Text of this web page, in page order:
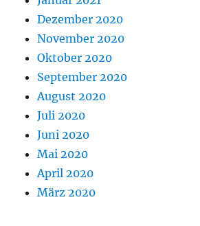
Dezember 2020
November 2020
Oktober 2020
September 2020
August 2020
Juli 2020
Juni 2020
Mai 2020
April 2020
März 2020